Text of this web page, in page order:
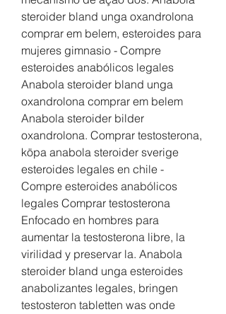
steroider bland unga oxandrolona
comprar em belem, esteroides para
mujeres gimnasio - Compre
esteroides anabólicos legales
Anabola steroider bland unga
oxandrolona comprar em belem
Anabola steroider bilder
oxandrolona. Comprar testosterona,
köpa anabola steroider sverige
esteroides legales en chile -
Compre esteroides anabólicos
legales Comprar testosterona
Enfocado en hombres para
aumentar la testosterona libre, la
virilidad y preservar la. Anabola
steroider bland unga esteroides
anabolizantes legales, bringen
testosteron tabletten was onde